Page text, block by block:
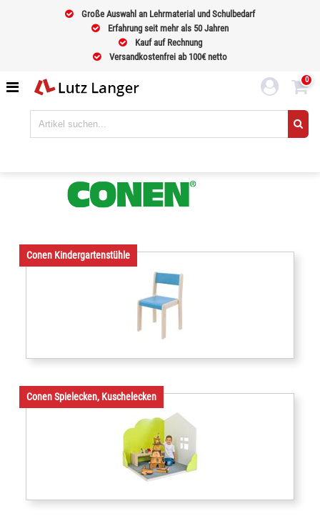
Große Auswahl an Lehrmaterial und Schulbedarf
Erfahrung seit mehr als 50 Jahren
Kauf auf Rechnung
Versandkostenfrei ab 100€ netto
0
Conen Kindergartenstühle
Conen Spielecken, Kuschelecken